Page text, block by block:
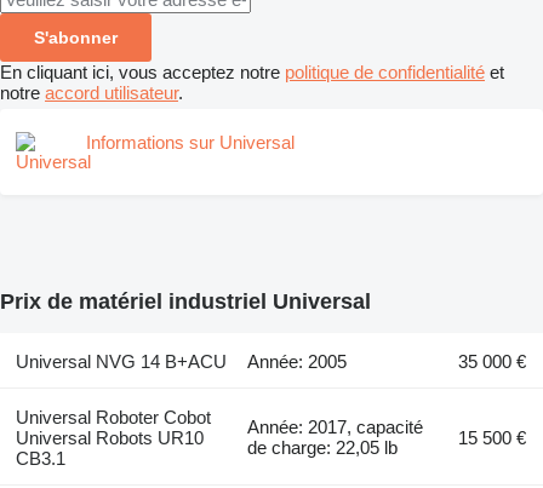
S'abonner
En cliquant ici, vous acceptez notre politique de confidentialité et
notre accord utilisateur.
Informations sur Universal
Prix de matériel industriel Universal
Universal NVG 14 B+ACU Année: 2005 35 000 €
Universal Roboter Cobot
Universal Robots UR10
CB3.1
Année: 2017, capacité
de charge: 22,05 lb
15 500 €